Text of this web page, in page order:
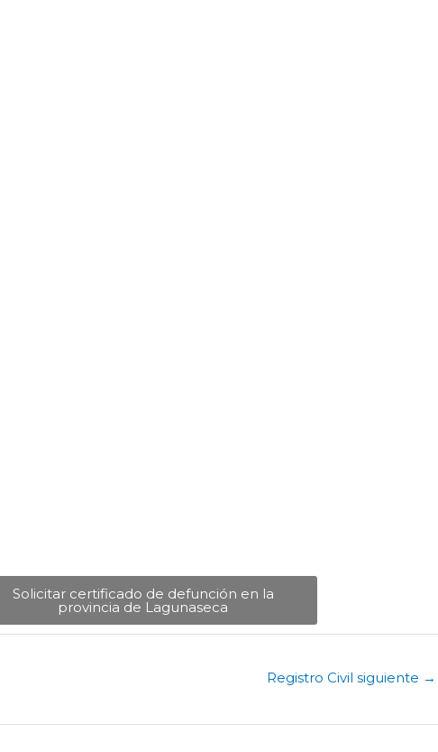
Solicitar certificado de defunción en la
provincia de Lagunaseca​
Registro Civil siguiente →